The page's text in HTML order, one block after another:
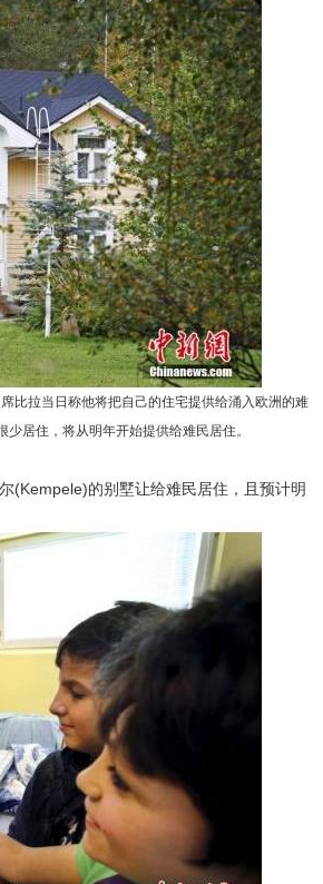
拉当日称他将把自己的住宅提供给涌入欧洲的难
居住，将从明年开始提供给难民居住。
的别墅让给难民居住，且预计明